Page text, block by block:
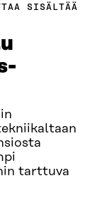
SISÄLTÄÄ
tarttuva